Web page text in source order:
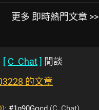
更多 即時熱門文章 >>
[ C_Chat] 閒談
的文章